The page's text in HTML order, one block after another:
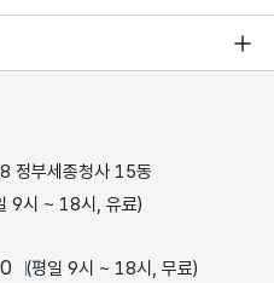
정부세종청사 15동
9시 ~ 18시, 유료)
(평일 9시 ~ 18시, 무료)